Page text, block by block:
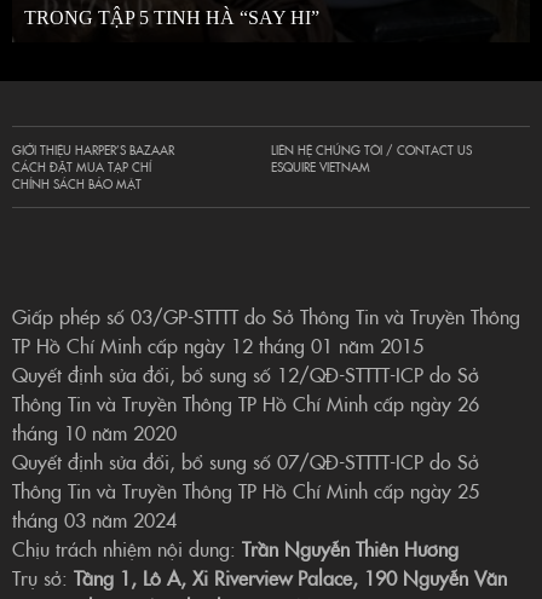
TRONG TẬP 5 TINH HÀ “SAY HI”
GIỚI THIỆU HARPER’S BAZAAR
CÁCH ĐẶT MUA TẠP CHÍ
CHÍNH SÁCH BẢO MẬT
LIÊN HỆ CHÚNG TÔI / CONTACT US
ESQUIRE VIETNAM
Giấp phép số 03/GP-STTTT do Sở Thông Tin và Truyền Thông
TP Hồ Chí Minh cấp ngày 12 tháng 01 năm 2015
Quyết định sửa đổi, bổ sung số 12/QĐ-STTTT-ICP do Sở
Thông Tin và Truyền Thông TP Hồ Chí Minh cấp ngày 26
tháng 10 năm 2020
Quyết định sửa đổi, bổ sung số 07/QĐ-STTTT-ICP do Sở
Thông Tin và Truyền Thông TP Hồ Chí Minh cấp ngày 25
tháng 03 năm 2024
Chịu trách nhiệm nội dung: Trần Nguyễn Thiên Hương
Trụ sở: Tầng 1, Lô A, Xi Riverview Palace, 190 Nguyễn Văn